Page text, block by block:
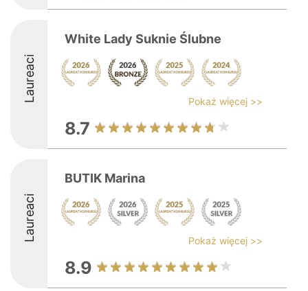
Laureaci
White Lady Suknie Ślubne
Pokaż więcej >>
8.7
Laureaci
BUTIK Marina
Pokaż więcej >>
8.9